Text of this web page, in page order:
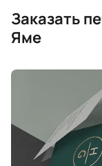
Заказать
Яме